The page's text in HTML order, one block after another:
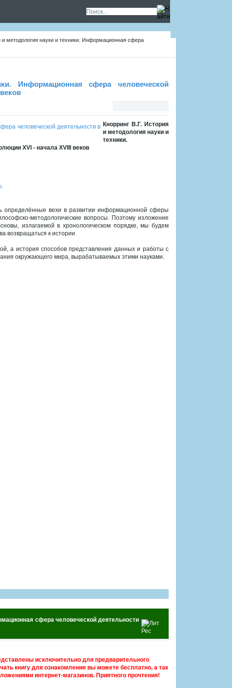
и методология науки и техники. Информационная сфера
Информационная сфера человеческой
Кнорринг В.Г. История
и методология науки и
техники.
XVI - начала XVIII веков
определённые вехи в развитии информационной сферы
методологические вопросы. Поэтому изложение
излагаемой в хронологическом порядке, мы будем
возвращаться к истории.
а история способов представления данных и работы с
окружающего мира, вырабатываемых этими науками.
сфера человеческой деятельности
исключительно для предварительного
книгу для ознакомления вы можете бесплатно, а так
интернет-магазинов. Приятного прочтения!